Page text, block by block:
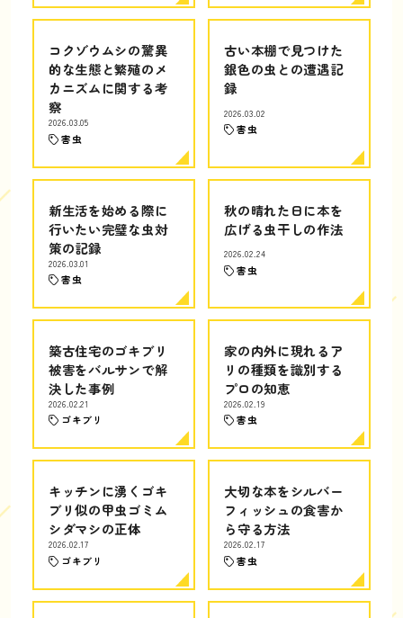
コクゾウムシの驚異
的な生態と繁殖のメ
カニズムに関する考
察
2026.03.05
害虫
古い本棚で見つけた
銀色の虫との遭遇記
録
2026.03.02
害虫
新生活を始める際に
行いたい完璧な虫対
策の記録
2026.03.01
害虫
秋の晴れた日に本を
広げる虫干しの作法
2026.02.24
害虫
築古住宅のゴキブリ
被害をバルサンで解
決した事例
2026.02.21
ゴキブリ
家の内外に現れるア
リの種類を識別する
プロの知恵
2026.02.19
害虫
キッチンに湧くゴキ
ブリ似の甲虫ゴミム
シダマシの正体
2026.02.17
ゴキブリ
大切な本をシルバー
フィッシュの食害か
ら守る方法
2026.02.17
害虫